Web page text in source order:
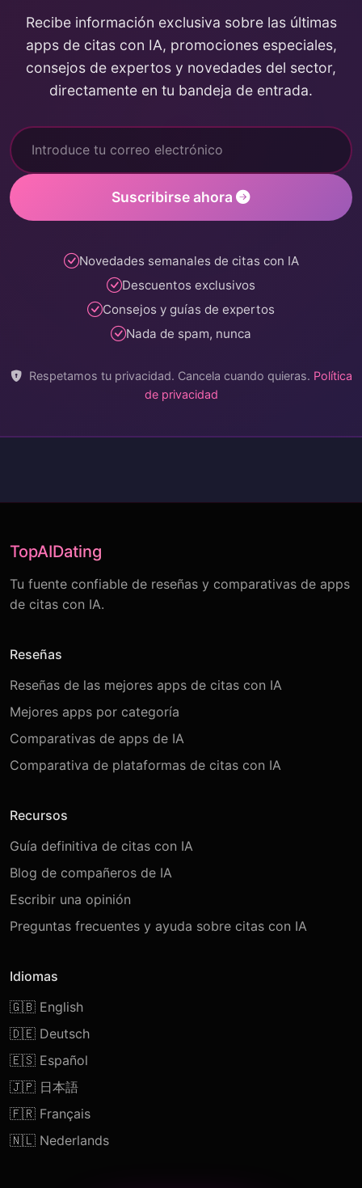
Recibe información exclusiva sobre las últimas
apps de citas con IA, promociones especiales,
consejos de expertos y novedades del sector,
directamente en tu bandeja de entrada.
Suscribirse ahora
Novedades semanales de citas con IA
Descuentos exclusivos
Consejos y guías de expertos
Nada de spam, nunca
Respetamos tu privacidad. Cancela cuando quieras. Política
de privacidad
TopAIDating
Tu fuente confiable de reseñas y comparativas de apps
de citas con IA.
Reseñas
Reseñas de las mejores apps de citas con IA
Mejores apps por categoría
Comparativas de apps de IA
Comparativa de plataformas de citas con IA
Recursos
Guía definitiva de citas con IA
Blog de compañeros de IA
Escribir una opinión
Preguntas frecuentes y ayuda sobre citas con IA
Idiomas
🇬🇧 English
🇩🇪 Deutsch
🇪🇸 Español
🇯🇵 日本語
🇫🇷 Français
🇳🇱 Nederlands